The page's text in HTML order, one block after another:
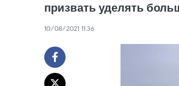
призвать уделять
10/08/2021 11:36